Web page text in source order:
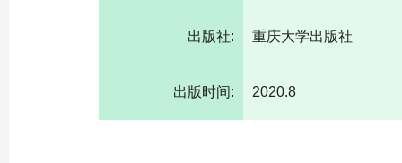
出版社: 重庆大学出版社
出版时间: 2020.8